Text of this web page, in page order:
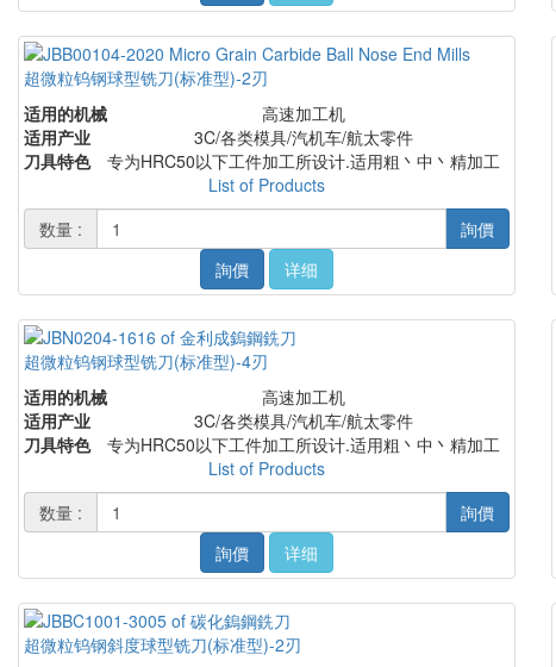
超微粒钨钢球型铣刀(标准型)-2刃
适用的机械
高速加工机
适用产业
3C/各类模具/汽机车/航太零件
刀具特色
专为HRC50以下工件加工所设计.适用粗丶中丶精加工
List of Products
数量 :
詢價
詢價
详细
超微粒钨钢球型铣刀(标准型)-4刃
适用的机械
高速加工机
适用产业
3C/各类模具/汽机车/航太零件
刀具特色
专为HRC50以下工件加工所设计.适用粗丶中丶精加工
List of Products
数量 :
詢價
詢價
详细
超微粒钨钢斜度球型铣刀(标准型)-2刃